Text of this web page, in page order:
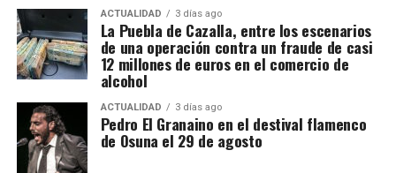
Una vez anunciada la venta, acceder rápidamente al
portal de Bacantix.Seleccionar la función
correspondiente al 23 de enero de 2025.Completar
la compra proporcionando los datos requeridos y
realizar el pago con tarjeta.
Preparativos y expectativas:
ACTUALIDAD 3 días ago
La Puebla de Cazalla, entre los escenarios
de una operación contra un fraude de casi
12 millones de euros en el comercio de
alcohol
ACTUALIDAD 3 días ago
Pedro El Granaino en el destival flamenco
de Osuna el 29 de agosto